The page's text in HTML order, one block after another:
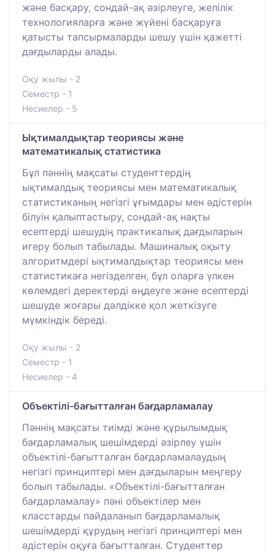
және басқару, сондай-ақ әзірлеуге, желілік
технологияларға және жүйені басқаруға
қатысты тапсырмаларды шешу үшін қажетті
дағдыларды алады.
Оқу жылы - 2
Семестр - 1
Несиелер - 5
Ықтималдықтар теориясы және
математикалық статистика
Бұл пәннің мақсаты студенттердің
ықтималдық теориясы мен математикалық
статистиканың негізгі ұғымдары мен әдістерін
білуін қалыптастыру, сондай-ақ нақты
есептерді шешудің практикалық дағдыларын
игеру болып табылады. Машиналық оқыту
алгоритмдері ықтималдықтар теориясы мен
статистикаға негізделген, бұл оларға үлкен
көлемдегі деректерді өңдеуге және есептерді
шешуде жоғары дәлдікке қол жеткізуге
мүмкіндік береді.
Оқу жылы - 2
Семестр - 1
Несиелер - 4
Объектілі-бағытталған бағдарламалау
Пәннің мақсаты тиімді және құрылымдық
бағдарламалық шешімдерді әзірлеу үшін
объектілі-бағытталған бағдарламалаудың
негізгі принциптері мен дағдыларын меңгеру
болып табылады. «Объектілі-бағытталған
бағдарламалау» пәні объектілер мен
класстарды пайдаланып бағдарламалық
шешімдерді құрудың негізгі принциптері мен
әдістерін оқуға бағытталған. Студенттер